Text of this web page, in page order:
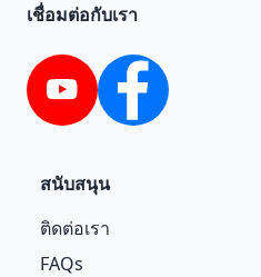
เชื่อมต่อกับเรา
YouTube Facebook
สนับสนุน
ติดต่อเรา
FAQs